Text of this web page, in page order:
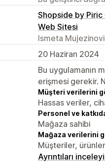
Shopside by Piric
Web Sitesi
Ismeta
20 Haziran 2024
Bu uygulamanın
erişmesi gerekir.
Müşteri verilerini
Hassas veriler,
Personel ve
Mağaza sahibi
Mağaza verilerini
Müşteriler,
Ayrıntıları